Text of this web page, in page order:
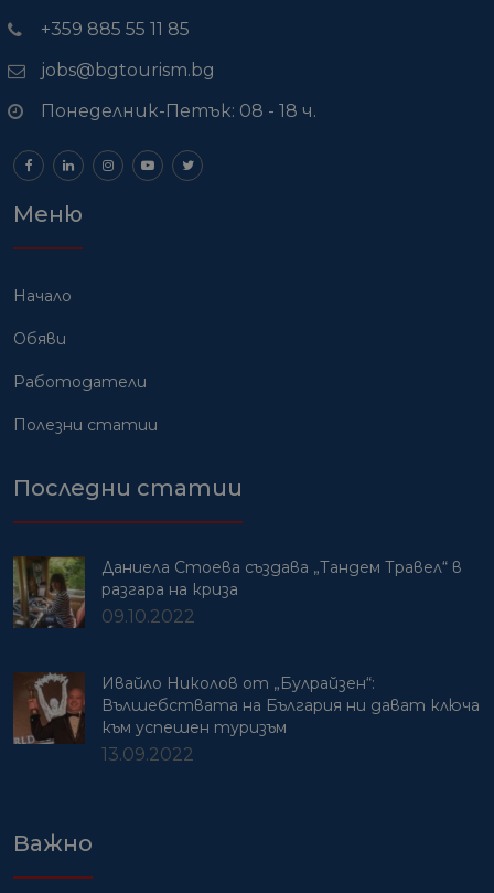
+359 885 55 11 85
jobs@bgtourism.bg
Понеделник-Петък: 08 - 18 ч.
Меню
Начало
Обяви
Работодатели
Полезни статии
Последни статии
Даниела Стоева създава „Тандем Травел“ в
разгара на криза
09.10.2022
Ивайло Николов от „Булрайзен“:
Вълшебствата на България ни дават ключа
към успешен туризъм
13.09.2022
Важно